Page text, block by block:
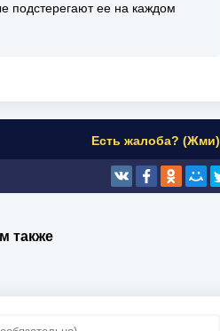
подстерегают ее на каждом
Есть жалоба? (Жми)
также